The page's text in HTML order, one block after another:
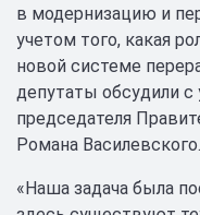
в модернизацию и
учетом того, какая
новой системе
депутаты обсудили с
председателя
Романа Василевского.
«Наша задача была